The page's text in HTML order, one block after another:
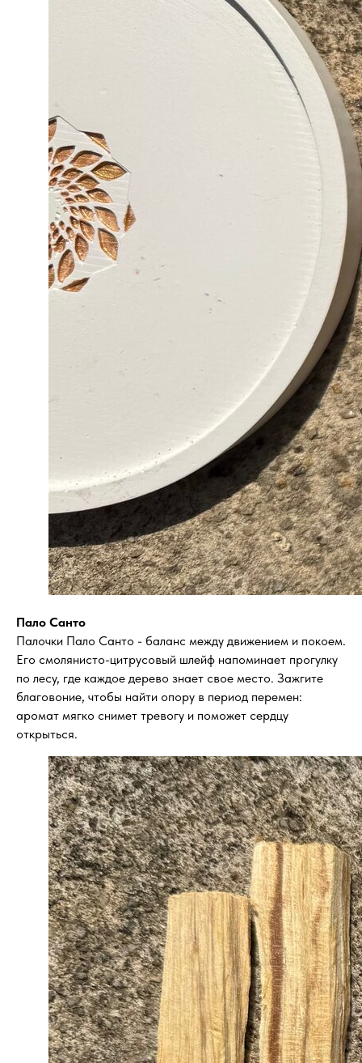
Пало Санто
Палочки Пало Санто - баланс между движением и покоем.
Его смолянисто-цитрусовый шлейф напоминает прогулку
по лесу, где каждое дерево знает свое место. Зажгите
благовоние, чтобы найти опору в период перемен:
аромат мягко снимет тревогу и поможет сердцу
открыться.